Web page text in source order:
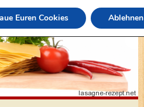
Euren Cookies Ablehnen